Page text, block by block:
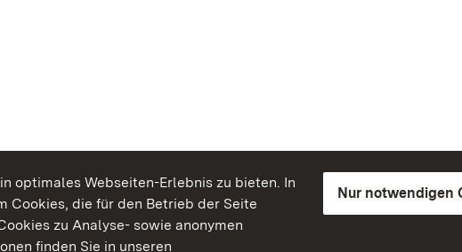
optimales Webseiten-Erlebnis zu bieten. In
Cookies, die für den Betrieb der Seite
zu Analyse- sowie anonymen
finden Sie in unseren
Nur notwendigen